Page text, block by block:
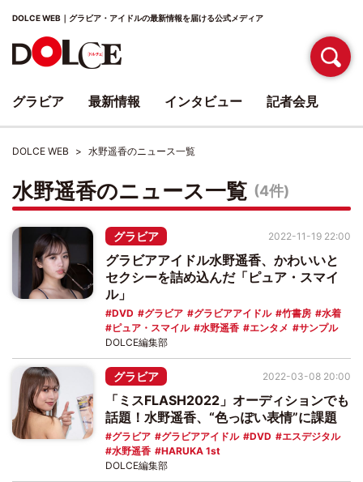
DOLCE WEB｜グラビア・アイドルの最新情報を届ける公式メディア
DOLCE WEB 水野遥香のニュース一覧
水野遥香のニュース一覧 (4件)
グラビア
グラビアアイドル水野遥香、かわいいと
セクシーを詰め込んだ「ピュア・スマイ
ル」
DVD グラビア グラビアアイドル 竹書房
水着
ピュア・スマイル
水野遥香 エンタメ サンプル
2022-11-19 22:00
DOLCE編集部
グラビア
「ミスFLASH2022」オーディションでも
話題！水野遥香、“色っぽい表情”に課題
グラビア グラビアアイドル DVD
エスデジタル
水野遥香
HARUKA 1st
2022-03-08 20:00
DOLCE編集部
グラビア 最新情報 インタビュー 記者会見